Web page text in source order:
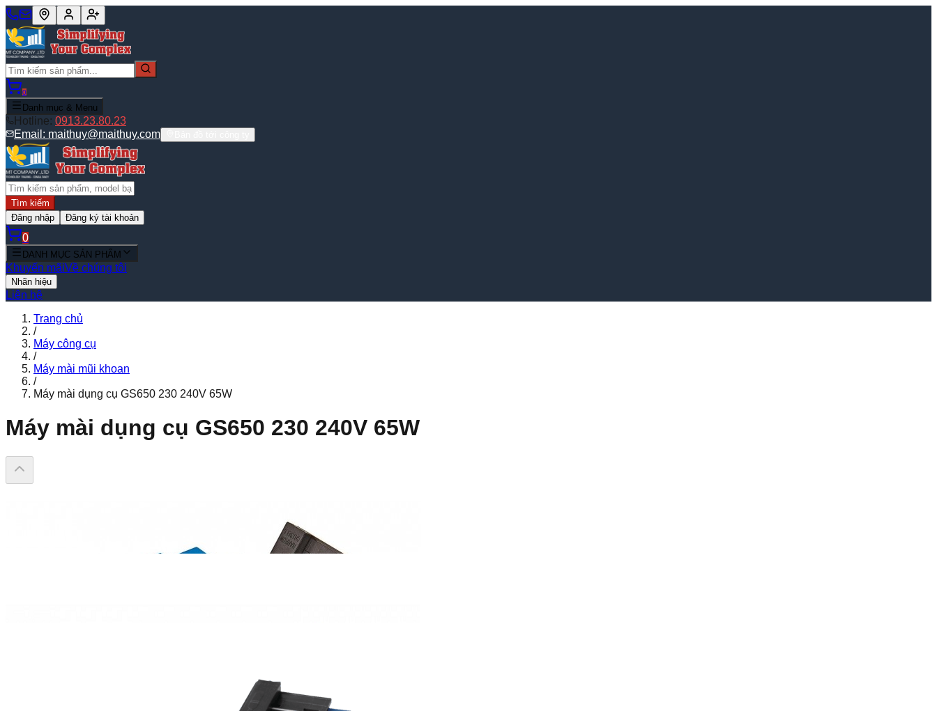
0
Danh mục & Menu
Hotline: 0913.23.80.23
Email: maithuy@maithuy.com
Tìm kiếm
Đăng nhập
Đăng ký tài khoản
0
DANH MỤC SẢN PHẨM
Khuyến mãiVề chúng tôi
Nhãn hiệu
Liên hệ
Trang chủ
/
Máy công cụ
/
Máy mài mũi khoan
/
Máy mài dụng cụ GS650 230 240V 65W
Máy mài dụng cụ GS650 230 240V 65W